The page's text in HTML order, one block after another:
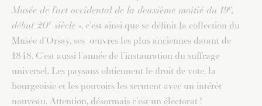
Musée de l’art occidental de la deuxième moitié du 19e,
début 20e siècle », c’est ainsi que se définit la collection du
Musée d’Orsay, ses œuvres les plus anciennes datant de
1848. C’est aussi l’année de l’instauration du suffrage
universel. Les paysans obtiennent le droit de vote, la
bourgeoisie et les pouvoirs les scrutent avec un intérêt
nouveau. Attention, désormais c’est un électorat !